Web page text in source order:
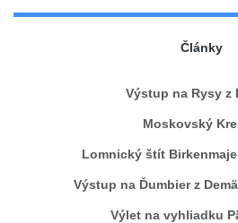
Články
Výstup na Rysy z
Moskovský
Lomnický štít
Výstup na Ďumbier z
Výlet na vyhliadku